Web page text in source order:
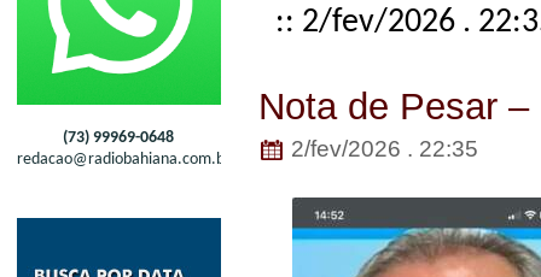
(73) 99969-0648
redacao@radiobahiana.com.br
:: 2/fev/2026 .
Nota de Pesar
2/fev/2026 . 22:35